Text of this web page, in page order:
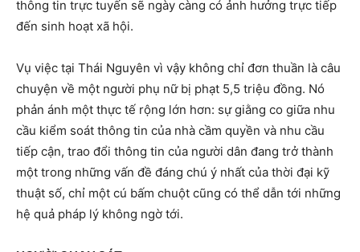
thông tin trực tuyến sẽ ngày càng có ảnh hưởng trực tiếp
đến sinh hoạt xã hội.
Vụ việc tại Thái Nguyên vì vậy không chỉ đơn thuần là câu
chuyện về một người phụ nữ bị phạt 5,5 triệu đồng. Nó
phản ánh một thực tế rộng lớn hơn: sự giằng co giữa nhu
cầu kiểm soát thông tin của nhà cầm quyền và nhu cầu
tiếp cận, trao đổi thông tin của người dân đang trở thành
một trong những vấn đề đáng chú ý nhất của thời đại kỹ
thuật số, chỉ một cú bấm chuột cũng có thể dẫn tới những
hệ quả pháp lý không ngờ tới.